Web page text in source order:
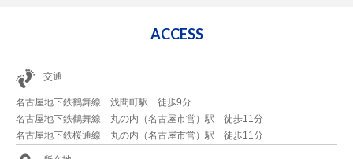
ACCESS
交通
名古屋地下鉄鶴舞線 浅間町駅 徒歩9分
名古屋地下鉄鶴舞線 丸の内（名古屋市営）駅 徒歩11分
名古屋地下鉄桜通線 丸の内（名古屋市営）駅 徒歩11分